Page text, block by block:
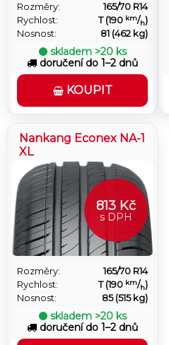
Rozměry:
165/70 R14
Rychlost:
T (190 km/h)
Nosnost:
81 (462 kg)
skladem >20 ks
doručení do 1–2 dnů
KOUPIT
Nankang Econex NA-1
XL
813 Kč
s DPH
Rozměry:
165/70 R14
Rychlost:
T (190 km/h)
Nosnost:
85 (515 kg)
skladem >20 ks
doručení do 1–2 dnů